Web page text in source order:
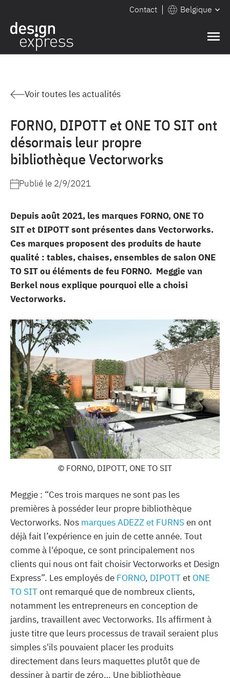
Contact Belgique
Voir toutes les actualités
FORNO, DIPOTT et ONE TO SIT ont
désormais leur propre
bibliothèque Vectorworks
Publié le 2/9/2021
Depuis août 2021, les marques FORNO, ONE TO
SIT et DIPOTT sont présentes dans Vectorworks.
Ces marques proposent des produits de haute
qualité : tables, chaises, ensembles de salon ONE
TO SIT ou éléments de feu FORNO. Meggie van
Berkel nous explique pourquoi elle a choisi
Vectorworks.
© FORNO, DIPOTT, ONE TO SIT
Meggie : “Ces trois marques ne sont pas les
premières à posséder leur propre bibliothèque
Vectorworks. Nos marques ADEZZ et FURNS en ont
déjà fait l’expérience en juin de cette année. Tout
comme à l'époque, ce sont principalement nos
clients qui nous ont fait choisir Vectorworks et Design
Express”. Les employés de FORNO, DIPOTTet ONE
TO SITont remarqué que de nombreux clients,
notamment les entrepreneurs en conception de
jardins, travaillent avec Vectorworks. Ils affirment à
juste titre que leurs processus de travail seraient plus
simples s'ils pouvaient placer les produits
directement dans leurs maquettes plutôt que de
dessiner à partir de zéro… Une bibliothèque